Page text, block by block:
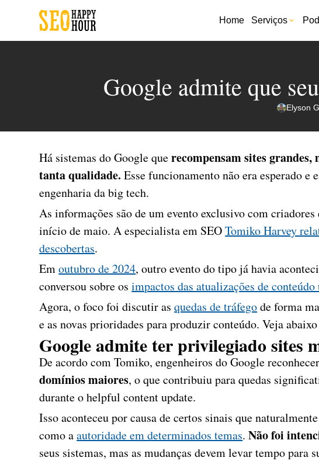
Home Serviços
Google admite que
Elyson
Há sistemas do Google querecompensam sites grandes,
tanta qualidade.Esse funcionamento não era esperado e
engenharia da big tech.
As informações são de um evento exclusivo com
início de maio. A especialista em SEOTomiko Harvey
descobertas.
Emoutubro de 2024, outro evento do tipo já havia
conversou sobre osimpactos das atualizações de
Agora, o foco foi discutir asquedas de tráfegode forma
e as novas prioridades para produzir conteúdo. Veja
Google admite ter privilegiado sites
De acordo com Tomiko, engenheiros do Google
domínios maiores, o que contribuiu para quedas
durante o helpful content update.
Isso aconteceu por causa de certos sinais que
como aautoridade em determinados temas.Não foi
seus sistemas, mas as mudanças devem levar tempo para